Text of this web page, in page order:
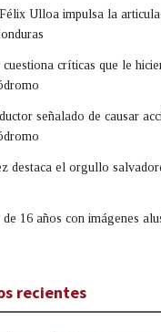
Ulloa impulsa la
críticas que le
señalado de causar
destaca el orgullo
16 años con imágenes
recientes